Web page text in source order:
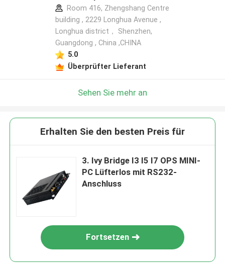
Room 416, Zhengshang Centre
building , 2229 Longhua Avenue ,
Longhua district， Shenzhen,
Guangdong , China ,CHINA
5.0
Überprüfter Lieferant
Sehen Sie mehr an
Erhalten Sie den besten Preis für
3. Ivy Bridge I3 I5 I7 OPS MINI-
PC Lüfterlos mit RS232-
Anschluss
Fortsetzen